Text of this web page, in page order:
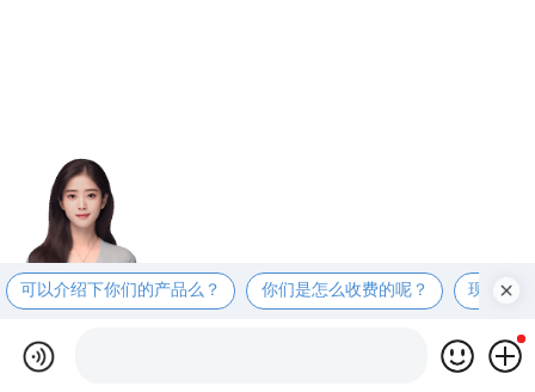
可以介绍下你们的产品么？ 你们是怎么收费的呢？ 现在有